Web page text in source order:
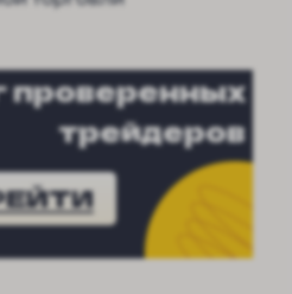
проверенных
трейдеров